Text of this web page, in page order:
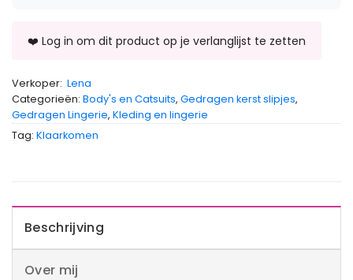
Verkoper: Lena
Categorieën: Body's en Catsuits, Gedragen kerst slipjes,
Gedragen Lingerie, Kleding en lingerie
Tag: Klaarkomen
Beschrijving
Over mij